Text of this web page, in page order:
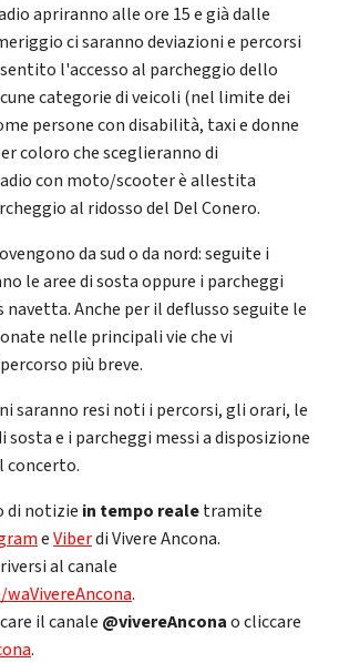
apriranno alle ore 15 e già dalle
ci saranno deviazioni e percorsi
l'accesso al parcheggio dello
categorie di veicoli (nel limite dei
persone con disabilità, taxi e donne
coloro che sceglieranno di
con moto/scooter è allestita
al ridosso del Del Conero.
da sud o da nord: seguite i
le aree di sosta oppure i parcheggi
Anche per il deflusso seguite le
nelle principali vie che vi
più breve.
saranno resi noti i percorsi, gli orari, le
sosta e i parcheggi messi a disposizione
concerto.
di notizie in tempo realetramite
eViberdi Vivere Ancona.
al canale
.
il canale @vivereAnconao cliccare
.